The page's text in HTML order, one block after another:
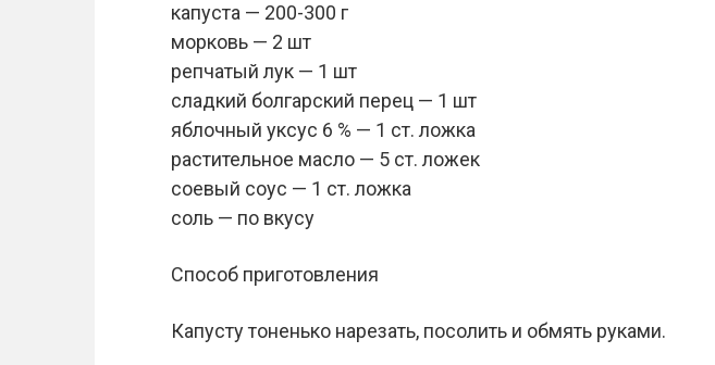
капуста — 200-300 г
морковь — 2 шт
репчатый лук — 1 шт
сладкий болгарский перец — 1 шт
яблочный уксус 6 % — 1 ст. ложка
растительное масло — 5 ст. ложек
соевый соус — 1 ст. ложка
соль — по вкусу
Способ приготовления
Капусту тоненько нарезать, посолить и обмять руками.